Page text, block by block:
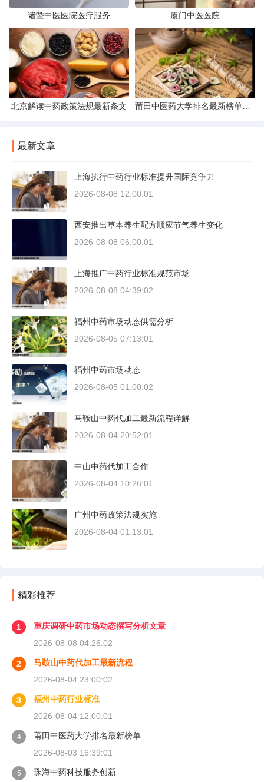
诸暨中医医院医疗服务 厦门中医医院
北京解读中药政策法规最新条文
最新文章
上海执行中药行业标准提升国际竞争力
2026-08-08 12:00:01
西安推出草本养生配方顺应节气养生变化
2026-08-08 06:00:01
上海推广中药行业标准规范市场
2026-08-08 04:39:02
福州中药市场动态供需分析
2026-08-05 07:13:01
福州中药市场动态
2026-08-05 01:00:02
马鞍山中药代加工最新流程详解
2026-08-04 20:52:01
中山中药代加工合作
2026-08-04 10:26:01
广州中药政策法规实施
2026-08-04 01:13:01
精彩推荐
1
重庆调研中药市场动态撰写分析文章
2026-08-08 04:26:02
2
马鞍山中药代加工最新流程
2026-08-04 23:00:02
3
福州中药行业标准
2026-08-04 12:00:01
4
莆田中医药大学排名最新榜单
2026-08-03 16:39:01
5 珠海中药科技服务创新